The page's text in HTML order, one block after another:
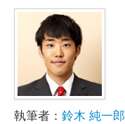
執筆者： 鈴木 純一郎